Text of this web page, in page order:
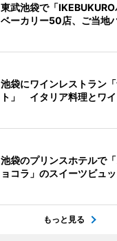
東武池袋で「
ベーカリー50店、ご当地
池袋にワインレストラン
ト」 イタリア料理とワ
池袋のプリンスホテルで
ョコラ」のスイーツビュ
もっと見る